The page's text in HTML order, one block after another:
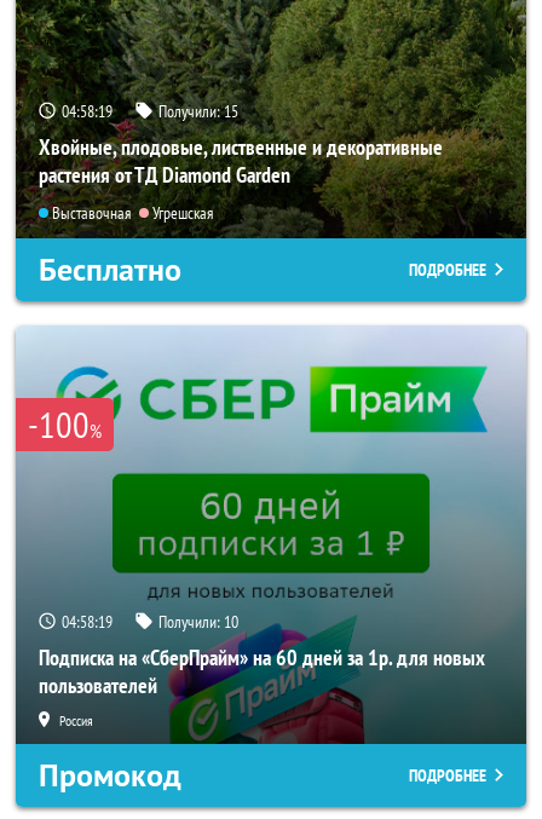
04:58:18 Получили:15
Хвойные, плодовые, лиственные и декоративные
растения от ТД Diamond Garden
Выставочная Угрешская
Бесплатно ПОДРОБНЕЕ
-100%
04:58:18 Получили: 10
Подписка на «СберПрайм» на 60 дней за 1р. для новых
пользователей
Россия
Промокод ПОДРОБНЕЕ